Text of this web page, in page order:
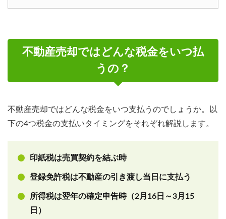
不動産売却ではどんな税金をいつ払
うの？
不動産売却ではどんな税金をいつ支払うのでしょうか。以
下の4つ税金の支払いタイミングをそれぞれ解説します。
印紙税は売買契約を結ぶ時
登録免許税は不動産の引き渡し当日に支払う
所得税は翌年の確定申告時（2月16日～3月15
日）